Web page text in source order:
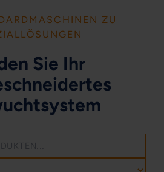
ZU
Sie Ihr